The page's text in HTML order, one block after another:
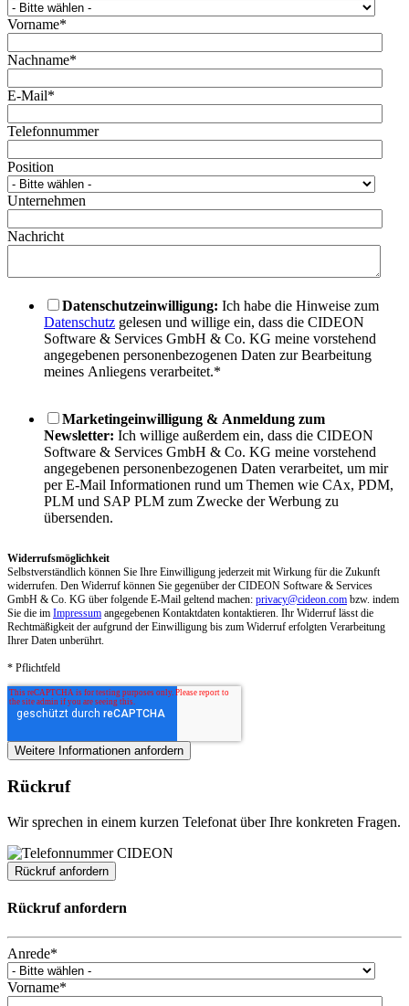
Vorname*
Nachname*
E-Mail*
Telefonnummer
Position
Unternehmen
Nachricht
Datenschutzeinwilligung: Ich habe die Hinweise zum
Datenschutz gelesen und willige ein, dass die CIDEON
Software & Services GmbH & Co. KG meine vorstehend
angegebenen personenbezogenen Daten zur Bearbeitung
meines Anliegens verarbeitet.*
Marketingeinwilligung & Anmeldung zum
Newsletter: Ich willige außerdem ein, dass die CIDEON
Software & Services GmbH & Co. KG meine vorstehend
angegebenen personenbezogenen Daten verarbeitet, um mir
per E-Mail Informationen rund um Themen wie CAx, PDM,
PLM und SAP PLM zum Zwecke der Werbung zu
übersenden.
Widerrufsmöglichkeit
Selbstverständlich können Sie Ihre Einwilligung jederzeit mit Wirkung für die Zukunft
widerrufen. Den Widerruf können Sie gegenüber der CIDEON Software & Services
GmbH & Co. KG über folgende E-Mail geltend machen: privacy@cideon.com bzw. indem
Sie die im Impressum angegebenen Kontaktdaten kontaktieren. Ihr Widerruf lässt die
Rechtmäßigkeit der aufgrund der Einwilligung bis zum Widerruf erfolgten Verarbeitung
Ihrer Daten unberührt.
* Pflichtfeld
Rückruf
Wir sprechen in einem kurzen Telefonat über Ihre konkreten Fragen.
Rückruf anfordern
Rückruf anfordern
Anrede*
Vorname*